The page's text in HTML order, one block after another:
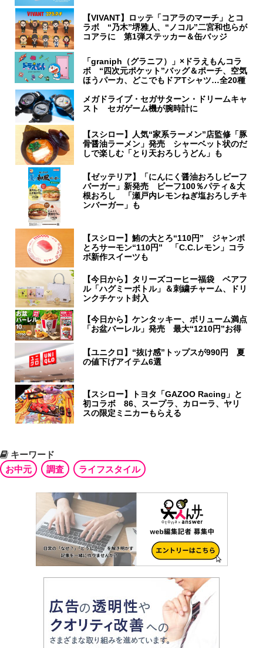
【VIVANT】ロッテ「コアラのマーチ」とコ
ラボ “乃木”堺雅人、“ノコル”二宮和也らが
コアラに 第1弾ステッカー＆缶バッジ
「graniph（グラニフ）」×ドラえもんコラ
ボ “四次元ポケット”バッグ＆ポーチ、空気
ほうパーカ、どこでもドアTシャツ…全20種
メガドライブ・セガサターン・ドリームキャ
スト セガゲーム機が腕時計に
【スシロー】人気“家系ラーメン”店監修「豚
骨醤油ラーメン」発売 シャーベット状のだ
しで楽しむ「とり天おろしうどん」も
【ゼッテリア】「にんにく醤油おろしビーフ
バーガー」新発売 ビーフ100％パティ＆大
根おろし 「瀬戸内レモンねぎ塩おろしチキ
ンバーガー」も
【スシロー】鮪の大とろ“110円” ジャンボ
とろサーモン“110円” 「C.C.レモン」コラ
ボ新作スイーツも
【今日から】タリーズコーヒー福袋 ベアフ
ル「ハグミーボトル」＆刺繍チャーム、ドリ
ンクチケット封入
【今日から】ケンタッキー、ボリューム満点
「お盆バーレル」発売 最大“1210円”お得
【ユニクロ】“抜け感”トップスが990円 夏
の値下げアイテム6選
【スシロー】トヨタ「GAZOO Racing」と
初コラボ 86、スープラ、カローラ、ヤリ
スの限定ミニカーもらえる
キーワード
お中元
調査 ライフスタイル